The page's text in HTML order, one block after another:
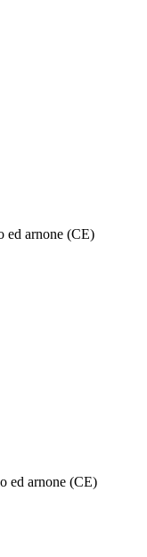
ed arnone (CE)
ed arnone (CE)